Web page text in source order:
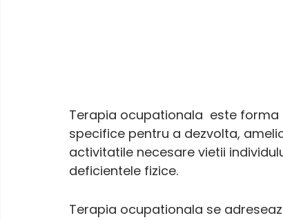
Terapia ocupationala  este
specifice pentru a dezvolta,
activitatile necesare vietii
deficientele fizice.
Terapia ocupationala se